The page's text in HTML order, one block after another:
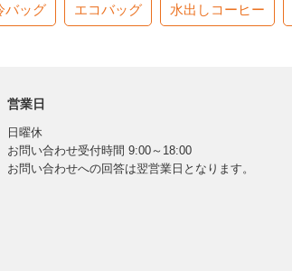
バッグ エコバッグ 水出しコーヒー
営業日
日曜休
お問い合わせ受付時間 9:00～18:00
お問い合わせへの回答は翌営業日となります。